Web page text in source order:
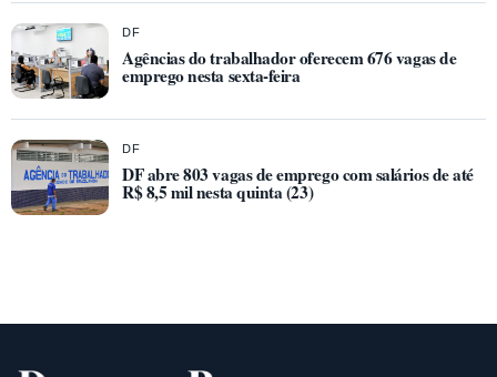
DF
Agências do trabalhador oferecem 676 vagas de
emprego nesta sexta-feira
DF
DF abre 803 vagas de emprego com salários de até
R$ 8,5 mil nesta quinta (23)